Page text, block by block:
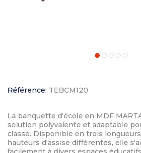
Référence: TEBCM120
La banquette d'école en MDF
solution polyvalente et adaptable
classe. Disponible en trois
hauteurs d'assise différentes, elle